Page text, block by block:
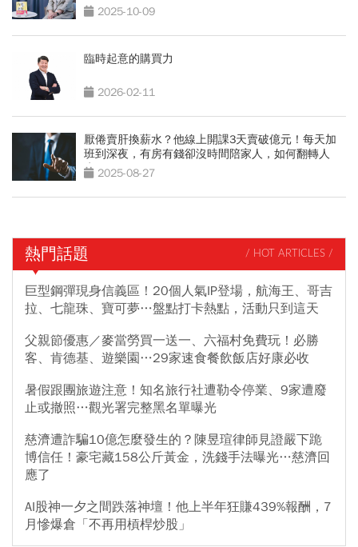
2025-10-09
臨時起意的購買力
2026-02-11
厭倦賣肝換薪水？他線上開課3天賣破億元！每天加
班到深夜，有房有錢卻沒時間陪家人，如何翻轉人
生？2025-08-27
熱門話題 / HOT ARTICLES /
巨型鋼彈現身信義區！20個人氣IP登場，航海王、哥吉
拉、七龍珠、寶可夢…盤點打卡熱點，活動只到這天
父親節優惠／麥當勞買一送一、六福村免費玩！必勝
客、肯德基、遊樂園…29家速食餐飲飯店好康必收
暑假跟團旅遊注意！知名旅行社遭勒令停業、9家遭廢
止或撤照…觀光署完整黑名單曝光
慈濟遭詐騙10億怎麼發生的？陳昱瑄律師見證嚴下跪
博信任！豪宅藏158公斤黃金，洗錢手法曝光…慈濟回
應了
AI股神一夕之間跌落神壇！他上半年狂賺439%報酬，7
月慘爆倉「不再用槓桿炒股」